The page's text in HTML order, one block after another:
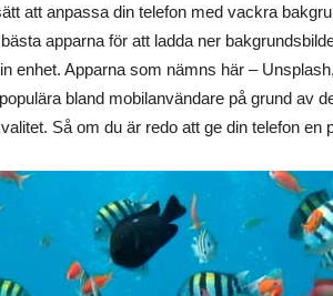
att anpassa din telefon med vackra
apparna för att ladda ner
enhet. Apparna som nämns här –
bland mobilanvändare på grund av
Så om du är redo att ge din telefon en